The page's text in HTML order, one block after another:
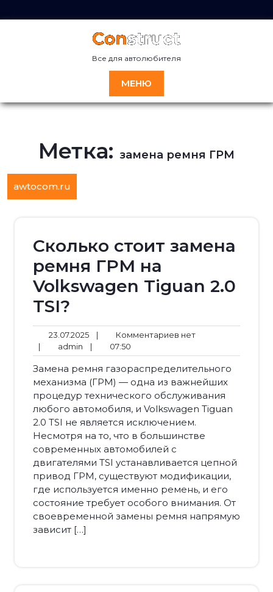
к
Все для автолюбителя
МЕНЮ
Метка: замена ремня ГРМ
awtocom.ru
Сколько стоит замена
ремня ГРМ на
Volkswagen Tiguan 2.0
TSI?
23.07.202523.07.2025
| Комментариев нетКомментариев
| admin admin
| 07:50
Замена ремня газораспределительного
механизма (ГРМ) — одна из важнейших
процедур технического обслуживания
любого автомобиля, и Volkswagen Tiguan
2.0 TSI не является исключением.
Несмотря на то, что в большинстве
современных автомобилей с
двигателями TSI устанавливается цепной
привод ГРМ, существуют модификации,
где используется именно ремень, и его
состояние требует особого внимания. От
своевременной замены ремня напрямую
зависит […]